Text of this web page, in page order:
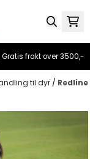
frakt over 3500,-
til dyr / Redline